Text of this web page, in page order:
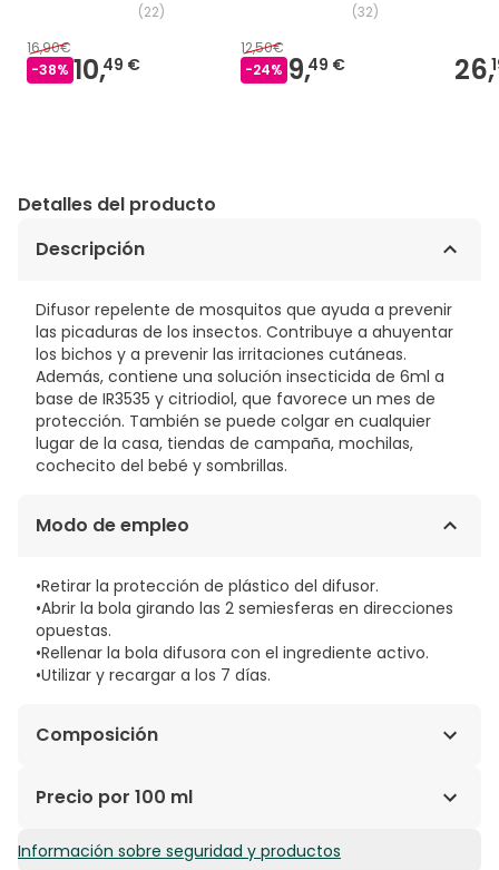
(22)
16,90€
-38% 10,49 €
(32)
12,50€
-24% 9,49 € 26,
Detalles del producto
Descripción
Difusor repelente de mosquitos que ayuda a prevenir
las picaduras de los insectos. Contribuye a ahuyentar
los bichos y a prevenir las irritaciones cutáneas.
Además, contiene una solución insecticida de 6ml a
base de IR3535 y citriodiol, que favorece un mes de
protección. También se puede colgar en cualquier
lugar de la casa, tiendas de campaña, mochilas,
cochecito del bebé y sombrillas.
Modo de empleo
•Retirar la protección de plástico del difusor.
•Abrir la bola girando las 2 semiesferas en direcciones
opuestas.
•Rellenar la bola difusora con el ingrediente activo.
•Utilizar y recargar a los 7 días.
Composición
IR3535/Núm. CAS: 52304-36-6 (10 %) (m/m);
Precio por 100 ml
111,50€ / 100 ml
Información sobre seguridad y productos